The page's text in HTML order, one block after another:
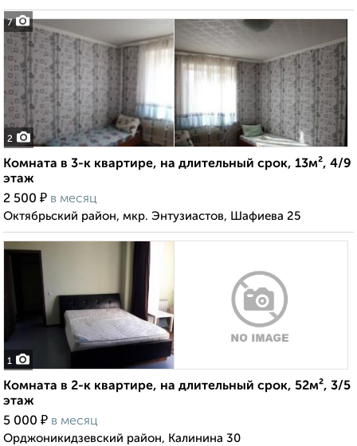
7
2
Комната в 3-к квартире, на длительный срок, 13м², 4/9
этаж
2 500 ₽ в месяц
Октябрьский район, мкр. Энтузиастов, Шафиева 25
1
Комната в 2-к квартире, на длительный срок, 52м², 3/5
этаж
5 000 ₽ в месяц
Орджоникидзевский район, Калинина 30